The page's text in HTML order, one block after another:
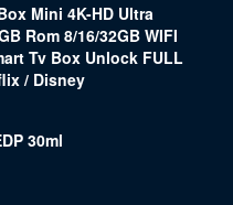
Mini 4K-HD Ultra
Rom 8/16/32GB WIFI
Tv Box Unlock FULL
/ Disney
30ml